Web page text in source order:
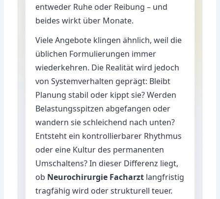
entweder Ruhe oder Reibung – und
beides wirkt über Monate.
Viele Angebote klingen ähnlich, weil die
üblichen Formulierungen immer
wiederkehren. Die Realität wird jedoch
von Systemverhalten geprägt: Bleibt
Planung stabil oder kippt sie? Werden
Belastungsspitzen abgefangen oder
wandern sie schleichend nach unten?
Entsteht ein kontrollierbarer Rhythmus
oder eine Kultur des permanenten
Umschaltens? In dieser Differenz liegt,
ob Neurochirurgie Facharzt langfristig
tragfähig wird oder strukturell teuer.